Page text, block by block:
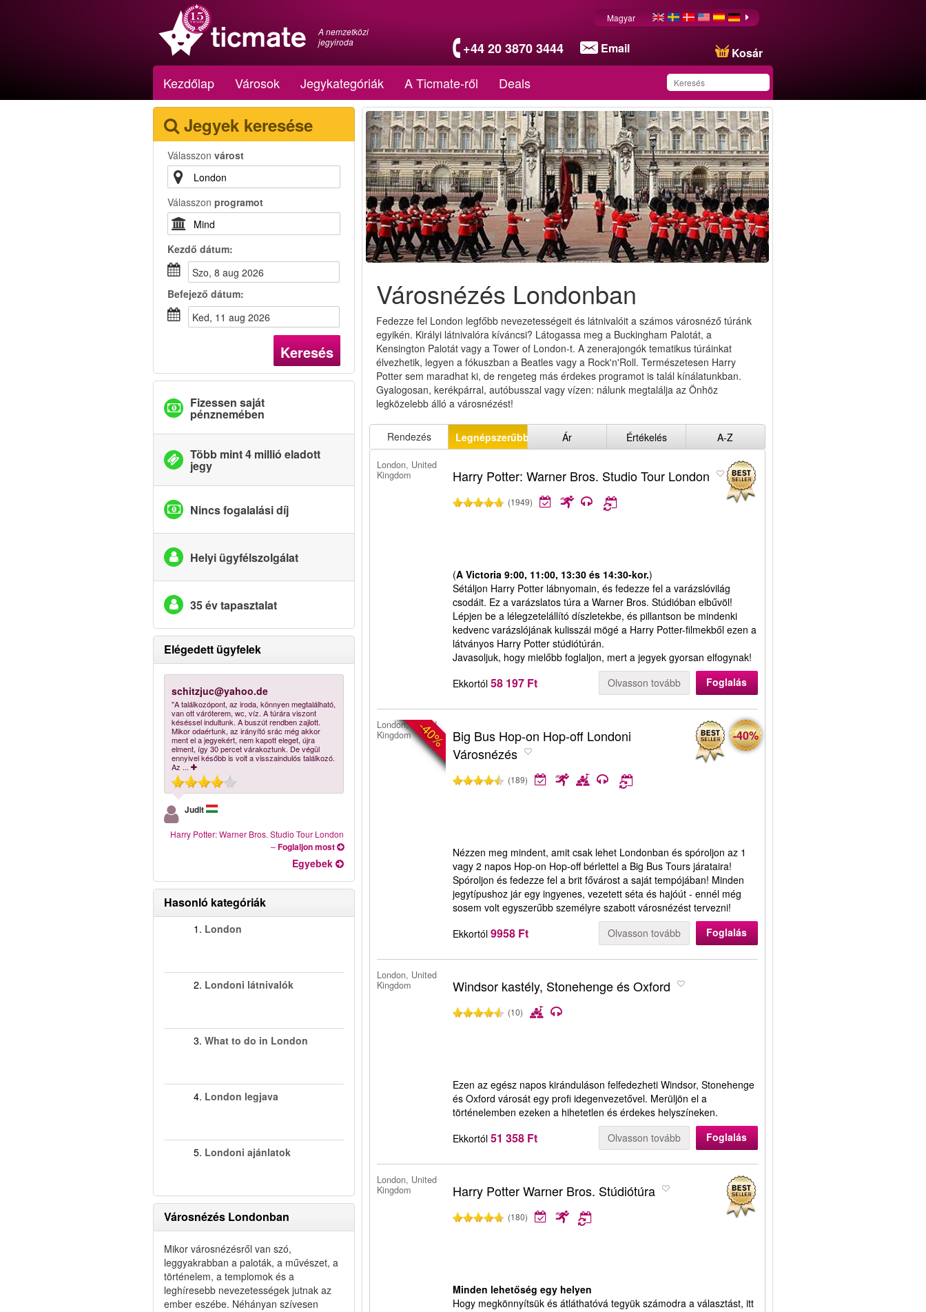
A nemzetközi
jegyiroda
+44 20 3870 3444 Email Kosár
Magyar
Kezdőlap Városok Jegykategóriák A Ticmate-ről Deals
Ezt az ajánlatot
sikeresen mentette a
kedvencei közé!
Jegyek keresése
Válasszon várost
Válasszon programot
Kezdő dátum:
szo, 8 aug 2026
Befejező dátum:
ked, 11 aug 2026
Keresés
Fizessen saját
pénznemében
Több mint 4 millió eladott
jegy
Nincs fogalalási díj
Helyi ügyfélszolgálat
35 év tapasztalat
Elégedett ügyfelek
schitzjuc@yahoo.de
"A találkozópont, az iroda, könnyen megtalálható,
van ott váróterem, wc, víz. A túrára viszont
késéssel indultunk. A buszút rendben zajlott.
Mikor odaértunk, az irányító srác még akkor
ment el a jegyekért, nem kapott eleget, újra
elment, így 30 percet várakoztunk. De végül
ennyivel később is volt a visszaindulós találkozó.
Az ...
Judit
Harry Potter: Warner Bros. Studio Tour London
–Foglaljon most
Egyebek
Hasonló kategóriák
1. London
2. Londoni látnivalók
3. What to do in London
4. London legjava
5. Londoni ajánlatok
Városnézés Londonban
Mikor városnézésről van szó,
leggyakrabban a paloták, a művészet, a
történelem, a templomok és a
leghíresebb nevezetességek jutnak az
ember eszébe. Néhányan szívesen
Városnézés Londonban
Fedezze fel London legfőbb nevezetességeit és látnivalóit a számos városnéző túránk
egyikén. Királyi látnivalóra kíváncsi? Látogassa meg a Buckingham Palotát, a
Kensington Palotát vagy a Tower of London-t. A zenerajongók tematikus túráinkat
élvezhetik, legyen a fókuszban a Beatles vagy a Rock'n'Roll. Természetesen Harry
Potter sem maradhat ki, de rengeteg más érdekes programot is talál kínálatunkban.
Gyalogosan, kerékpárral, autóbusszal vagy vízen: nálunk megtalálja az Önhöz
legközelebb álló a városnézést!
Rendezés Legnépszerűbbek Ár Értékelés A-Z
London, United
Kingdom
Harry Potter: Warner Bros. Studio Tour London
(1949)
(A Victoria 9:00, 11:00, 13:30 és 14:30-kor.)
Sétáljon Harry Potter lábnyomain, és fedezze fel a varázslóvilág
csodáit. Ez a varázslatos túra a Warner Bros. Stúdióban elbűvöl!
Lépjen be a lélegzetelállító díszletekbe, és pillantson be mindenki
kedvenc varázslójának kulisszái mögé a Harry Potter-filmekből ezen a
látványos Harry Potter stúdiótúrán.
Javasoljuk, hogy mielőbb foglaljon, mert a jegyek gyorsan elfogynak!
Ekkortól 58 197 Ft Olvasson tovább Foglalás
-40%
London, United
Kingdom
Big Bus Hop-on Hop-off Londoni
Városnézés
(189)
-40%
Nézzen meg mindent, amit csak lehet Londonban és spóroljon az 1
vagy 2 napos Hop-on Hop-off bérlettel a Big Bus Tours járataira!
Spóroljon és fedezze fel a brit fővárost a saját tempójában! Minden
jegytípushoz jár egy ingyenes, vezetett séta és hajóút - ennél még
sosem volt egyszerűbb személyre szabott városnézést tervezni!
Ekkortól 9958 Ft Olvasson tovább Foglalás
London, United
Kingdom
Windsor kastély, Stonehenge és Oxford
(10)
Ezen az egész napos kiránduláson felfedezheti Windsor, Stonehenge
és Oxford városát egy profi idegenvezetővel. Merüljön el a
történelemben ezeken a hihetetlen és érdekes helyszíneken.
Ekkortól 51 358 Ft Olvasson tovább Foglalás
London, United
Kingdom
Harry Potter Warner Bros. Stúdiótúra
(180)
Minden lehetőség egy helyen
Hogy megkönnyítsük és átláthatóvá tegyük számodra a választást, itt